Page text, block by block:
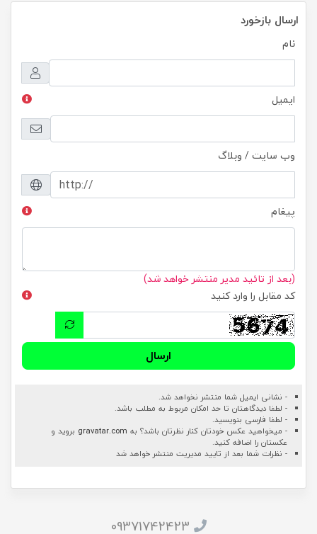
ارسال بازخورد
نام
ایمیل
وب سایت / وبلاگ
پیغام
(بعد از تائید مدیر منتشر خواهد شد)
کد مقابل را وارد کنید
ارسال
- نشانی ایمیل شما منتشر نخواهد شد.
- لطفا دیدگاهتان تا حد امکان مربوط به مطلب باشد.
- لطفا فارسی بنویسید.
- میخواهید عکس خودتان کنار نظرتان باشد؟ به gravatar.com بروید و
عکستان را اضافه کنید.
- نظرات شما بعد از تایید مدیریت منتشر خواهد شد
09371742423